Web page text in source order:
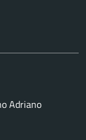
Adriano